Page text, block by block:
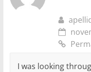
I was looking